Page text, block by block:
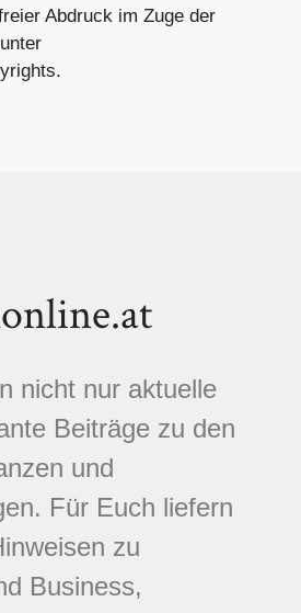
Abdruck im Zuge der
nicht nur aktuelle
Beiträge zu den
und
Für Euch liefern
zu
Business,